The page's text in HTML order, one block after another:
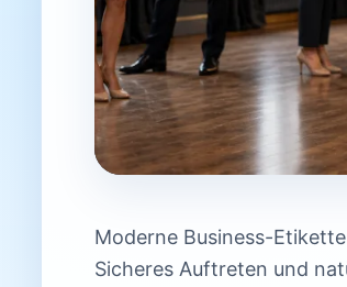
Moderne Business-
Sicheres Auftreten und